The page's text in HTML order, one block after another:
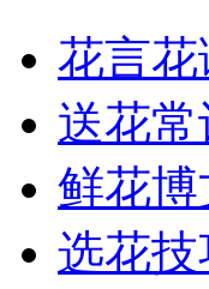
花言花
送花常
鲜花博
选花技